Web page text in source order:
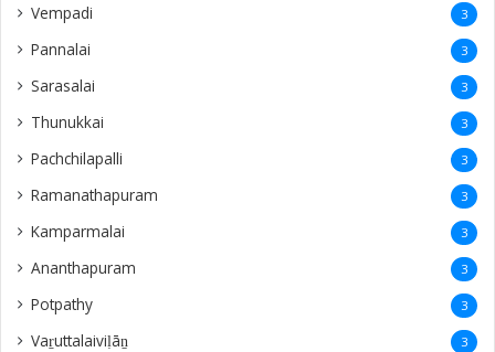
Vempadi 3
Pannalai 3
Sarasalai 3
Thunukkai 3
Pachchilapalli 3
Ramanathapuram 3
Kamparmalai 3
Ananthapuram 3
‎Potpathy 3
Vaṟuttalaiviḷāṉ 3